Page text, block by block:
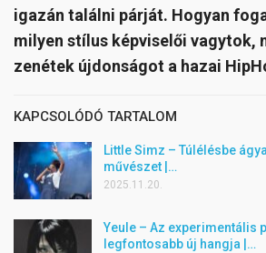
igazán találni párját. Hogyan
milyen stílus képviselői vagytok,
zenétek újdonságot a hazai
KAPCSOLÓDÓ TARTALOM
Little Simz – Túlélésbe
művészet |…
2025.11.20.
Yeule – Az experimentális
legfontosabb új hangja |…